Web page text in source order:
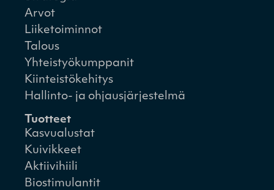
Arvot
Liiketoiminnot
Talous
Yhteistyökumppanit
Kiinteistökehitys
Hallinto- ja ohjausjärjestelmä
Tuotteet
Kasvualustat
Kuivikkeet
Aktiivihiili
Biostimulantit